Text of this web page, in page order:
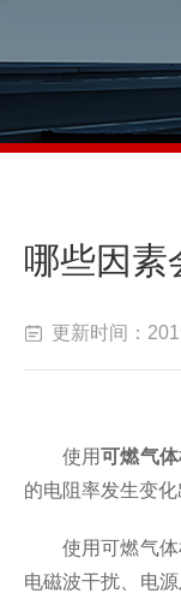
哪些因素
更新时间：
使用可燃气
的电阻率发生变
使用可燃气体检
电磁波干扰、电